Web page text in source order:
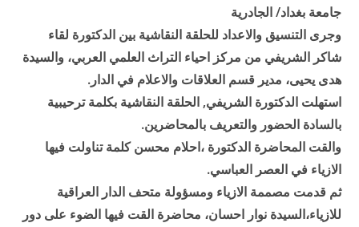
جامعة بغداد/ الجادرية
وجرى التنسيق والاعداد للحلقة النقاشية بين الدكتورة لقاء
شاكر الشريفي من مركز احياء التراث العلمي العربي، والسيدة
هدى يحيى، مدير قسم العلاقات والاعلام في الدار.
استهلت الدكتورة الشريفي, الحلقة النقاشية بكلمة ترحيبية
بالسادة الحضور والتعريف بالمحاضرين.
والقت المحاضرة الدكتورة ،احلام محسن كلمة تناولت فيها
الازياء في العصر العباسي.
ثم قدمت مصممة الازياء ومسؤولة متحف الدار العراقية
للازياء،السيدة نوار احسان، محاضرة القت فيها الضوء على دور